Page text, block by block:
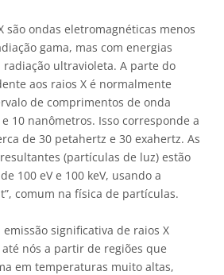
são ondas eletromagnéticas menos
gama, mas com energias
radiação ultravioleta. A parte do
aos raios X é normalmente
de comprimentos de onda
10 nanômetros. Isso corresponde a
de 30 petahertz e 30 exahertz. As
(partículas de luz) estão
100 eV e 100 keV, usando a
comum na física de partículas.
significativa de raios X
nós a partir de regiões que
em temperaturas muito altas,